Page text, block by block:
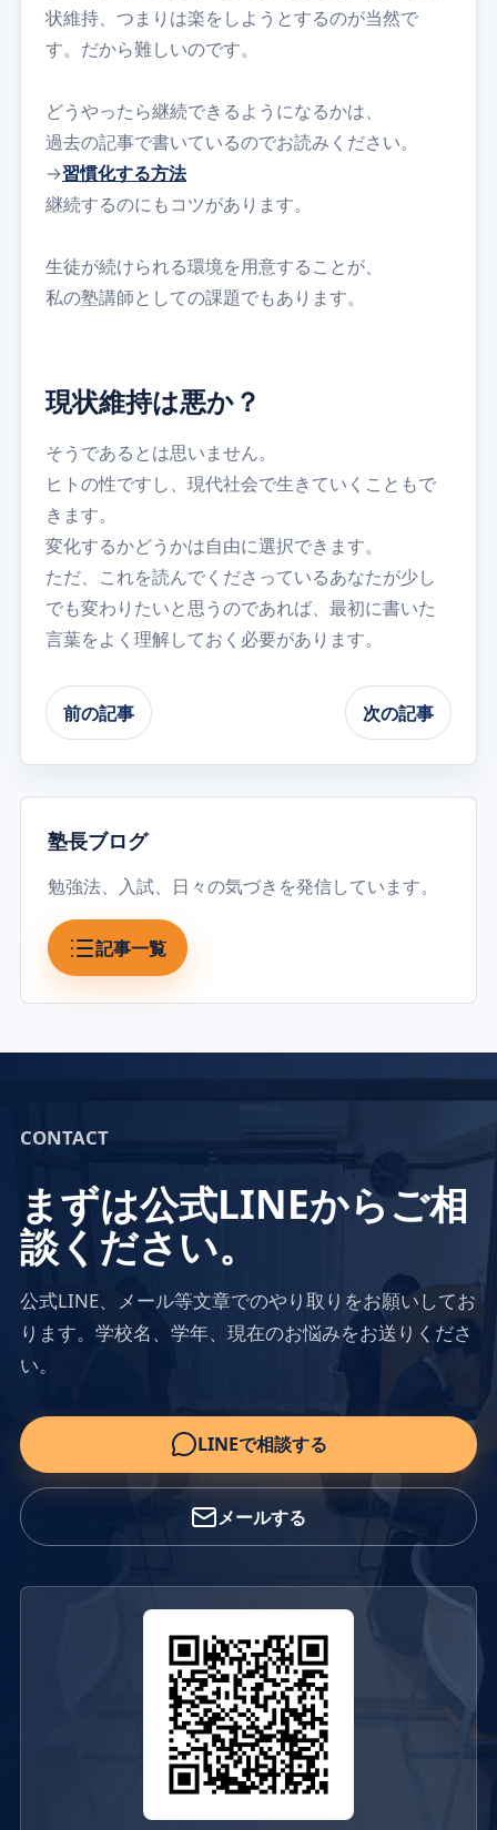
状維持、つまりは楽をしようとするのが当然で
す。だから難しいのです。
どうやったら継続できるようになるかは、
過去の記事で書いているのでお読みください。
→習慣化する方法
継続するのにもコツがあります。
生徒が続けられる環境を用意することが、
私の塾講師としての課題でもあります。
現状維持は悪か？
そうであるとは思いません。
ヒトの性ですし、現代社会で生きていくこともで
きます。
変化するかどうかは自由に選択できます。
ただ、これを読んでくださっているあなたが少し
でも変わりたいと思うのであれば、最初に書いた
言葉をよく理解しておく必要があります。
前の記事 次の記事
塾長ブログ
勉強法、入試、日々の気づきを発信しています。
記事一覧
CONTACT
まずは公式LINEからご相
談ください。
公式LINE、メール等文章でのやり取りをお願いしてお
ります。学校名、学年、現在のお悩みをお送りくださ
い。
LINEで相談する
メールする